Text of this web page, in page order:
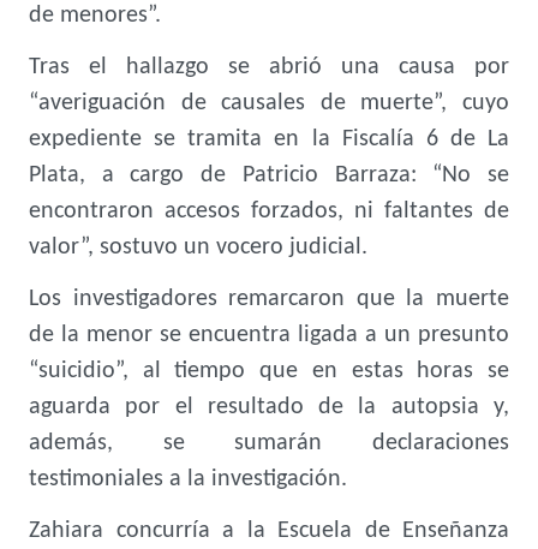
de menores”.
Tras el hallazgo se abrió una causa por
“averiguación de causales de muerte”, cuyo
expediente se tramita en la Fiscalía 6 de La
Plata, a cargo de Patricio Barraza: “No se
encontraron accesos forzados, ni faltantes de
valor”, sostuvo un vocero judicial.
Los investigadores remarcaron que la muerte
de la menor se encuentra ligada a un presunto
“suicidio”, al tiempo que en estas horas se
aguarda por el resultado de la autopsia y,
además, se sumarán declaraciones
testimoniales a la investigación.
Zahiara concurría a la Escuela de Enseñanza